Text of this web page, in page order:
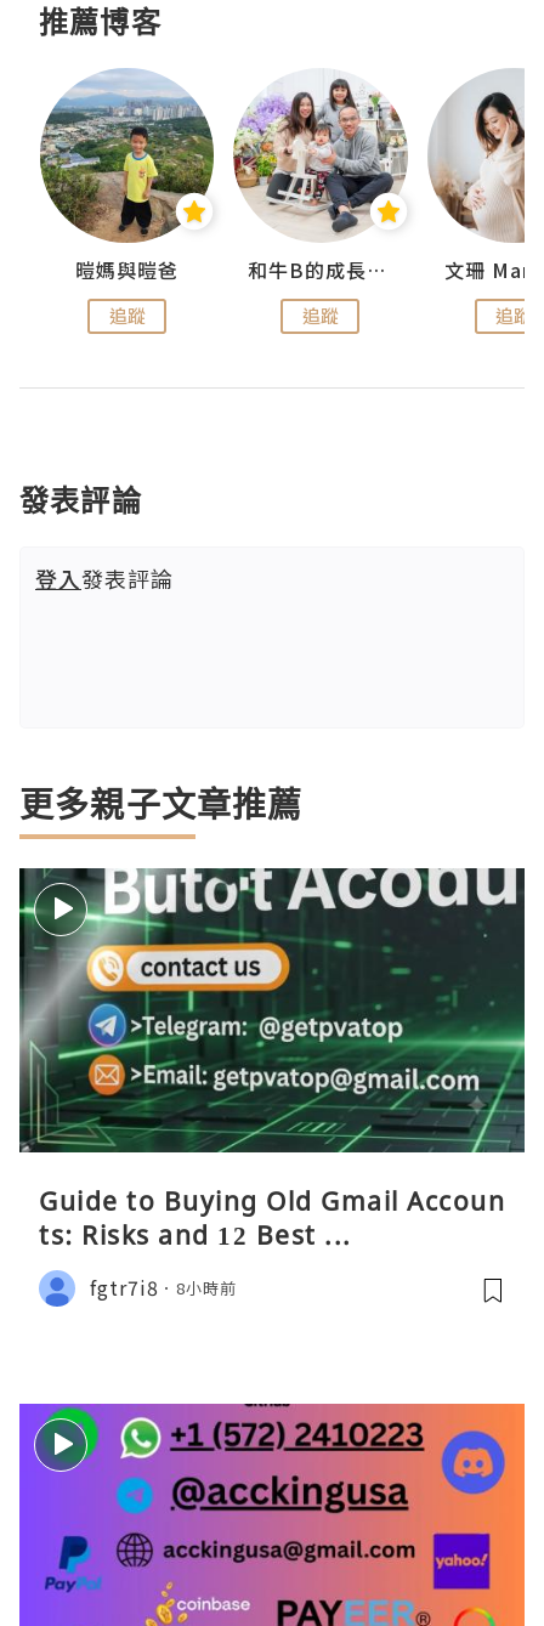
推薦博客
暟媽與暟爸
追蹤
和牛B的成長日記
追蹤
文珊
追蹤
發表評論
登入發表評論
更多親子文章推薦
Guide to Buying Old Gmail Accoun
ts: Risks and 12 Best ...
fgtr7i8 8小時前